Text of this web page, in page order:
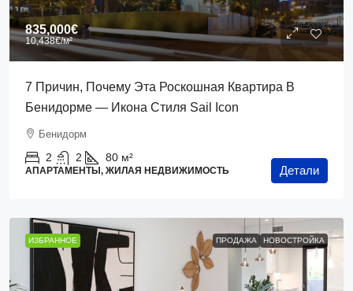
835,000€
10,438€/м²
7 Причин, Почему Эта Роскошная Квартира В
Бенидорме — Икона Стиля Sail Icon
Бенидорм
2 2 80 м²
АПАРТАМЕНТЫ, ЖИЛАЯ НЕДВИЖИМОСТЬ Детали
ИЗБРАННОЕ ПРОДАЖА НОВОСТРОЙКА